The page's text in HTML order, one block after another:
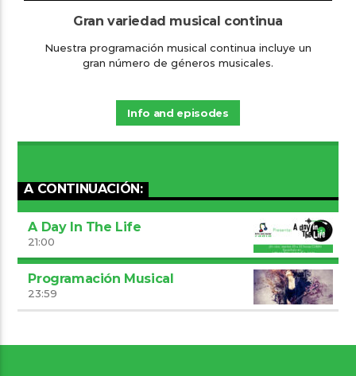
Gran variedad musical continua
Nuestra programación musical continua incluye un
gran número de géneros musicales.
Info and episodes
A CONTINUACIÓN:
A Day In The Life
21:00
Programación Musical
23:59